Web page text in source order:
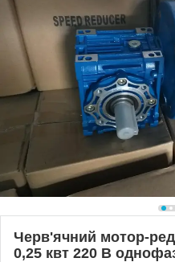
Черв'ячний мотор-
0,25 квт 220 В